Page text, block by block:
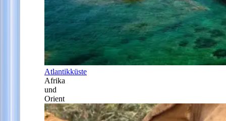
Atlantikküste
Afrika
und
Orient